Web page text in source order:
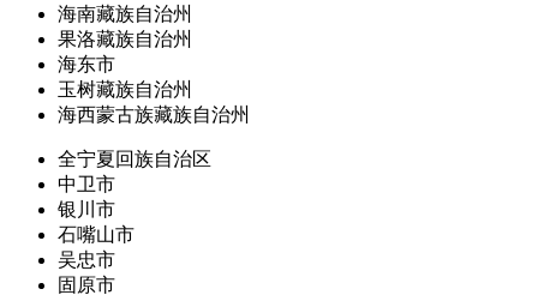
海南藏族自治州
果洛藏族自治州
海东市
玉树藏族自治州
海西蒙古族藏族自治州
全宁夏回族自治区
中卫市
银川市
石嘴山市
吴忠市
固原市